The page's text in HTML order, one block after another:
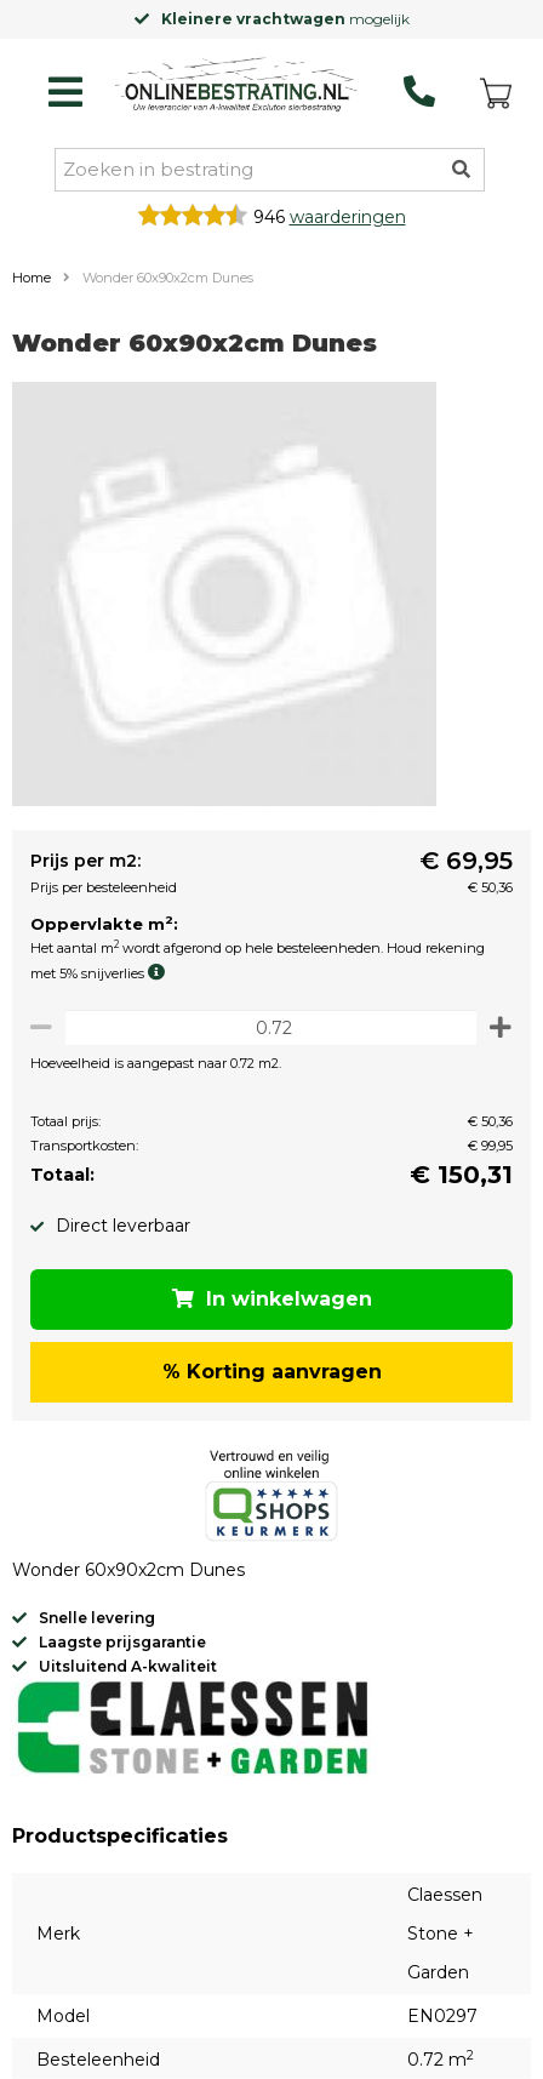
Kleinere vrachtwagen mogelijk
946 waarderingen
Home Wonder 60x90x2cm Dunes
Wonder 60x90x2cm Dunes
Prijs per m2: € 69,95
Prijs per besteleenheid € 50,36
Oppervlakte m2:
Het aantal m2 wordt afgerond op hele besteleenheden. Houd rekening
met 5% snijverlies
Hoeveelheid is aangepast naar 0.72 m2.
Totaal prijs:
€ 50,36
Transportkosten:
€ 99,95
Totaal: € 150,31
Direct leverbaar
In winkelwagen
% Korting aanvragen
Wonder 60x90x2cm Dunes
Snelle levering
Laagste prijsgarantie
Uitsluitend A-kwaliteit
Productspecificaties
Merk
Claessen
Stone +
Garden
Model
EN0297
Besteleenheid
0.72 m2